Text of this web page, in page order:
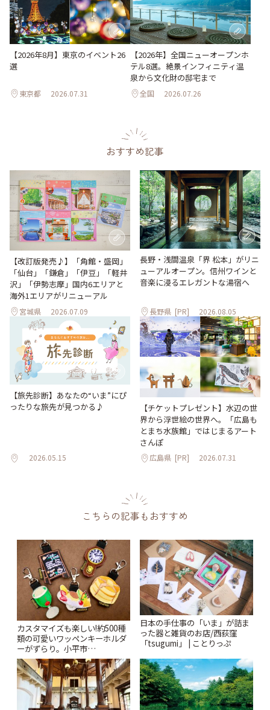
【2026年8月】東京のイベント26
選
東京都 2026.07.31
【2026年】全国ニューオープンホ
テル8選。絶景インフィニティ温
泉から文化財の邸宅まで
全国 2026.07.26
おすすめ記事
【改訂版発売♪】「角館・盛岡」
「仙台」「鎌倉」「伊豆」「軽井
沢」「伊勢志摩」国内6エリアと
海外1エリアがリニューアル
宮城県 2026.07.09
長野・浅間温泉「界 松本」がリニ
ューアルオープン。信州ワインと
音楽に浸るエレガントな湯宿へ
長野県 [PR] 2026.08.05
【旅先診断】あなたの“いま”にぴ
ったりな旅先が見つかる♪
2026.05.15
【チケットプレゼント】水辺の世
界から浮世絵の世界へ。「広島も
とまち水族館」ではじまるアート
さんぽ
広島県 [PR] 2026.07.31
こちらの記事もおすすめ
カスタマイズも楽しい!約500種
類の可愛いワッペンキーホルダ
ーがずらり。小平市
「Kimamaya T&K」 | ことりっ
ぷ
日本の手仕事の「いま」が詰ま
った器と雑貨のお店/西荻窪
「tsugumi」 | ことりっぷ